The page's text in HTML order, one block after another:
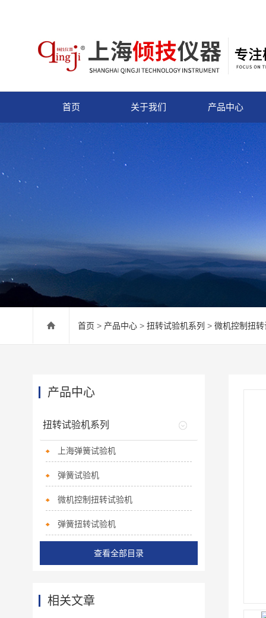
首页 关于我们 产品中心
首页 > 产品中心 > 扭转试验机系列 > 微机控制扭
产品中心
扭转试验机系列
上海弹簧试验机
弹簧试验机
微机控制扭转试验机
弹簧扭转试验机
查看全部目录
相关文章